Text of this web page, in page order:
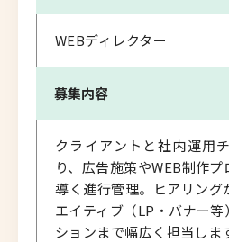
WEBディレクター
募集内容
クライアントと社内運用
り、広告施策やWEB制作
導く進行管理。ヒアリング
エイティブ（LP・バナー
ションまで幅広く担当しま